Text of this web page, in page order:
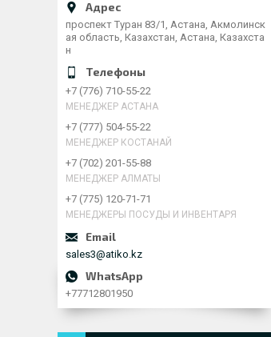
проспект Туран 83/1, Астана, Акмолинск
ая область, Казахстан, Астана, Казахста
н
+7 (776) 710-55-22
МЕНЕДЖЕР АСТАНА
+7 (777) 504-55-22
МЕНЕДЖЕР КОСТАНАЙ
+7 (702) 201-55-88
МЕНЕДЖЕР АЛМАТЫ
+7 (775) 120-71-71
МЕНЕДЖЕРЫ ПОСУДЫ И ИНВЕНТАРЯ
sales3@atiko.kz
+77712801950